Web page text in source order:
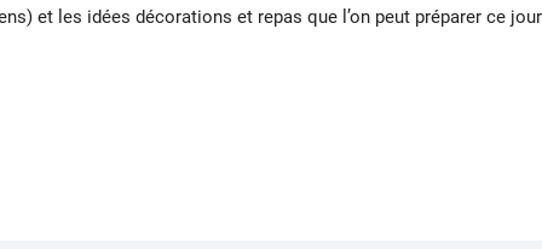
et les idées décorations et repas que l’on peut préparer ce jour